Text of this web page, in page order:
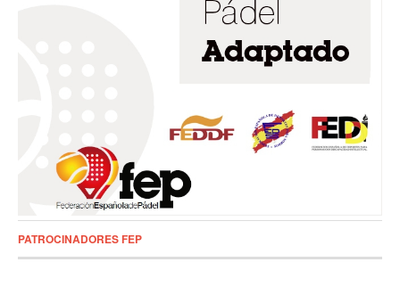
PATROCINADORES FEP